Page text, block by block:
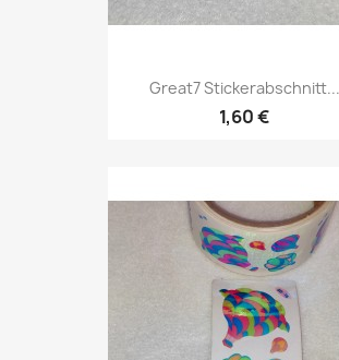
Great7 Stickerabschnitt...
1,60 €